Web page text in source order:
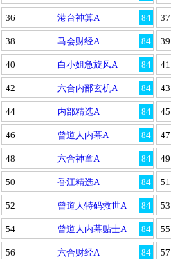
84
36 港台神算A 37
84
38 马会财经A 39
84
40 白小姐急旋风A 41
84
42 六合内部玄机A 43
84
44 内部精选A 45
84
46 曾道人内幕A 47
84
48 六合神童A 49
84
50 香江精选A 51
84
52 曾道人特码救世A 53
84
54 曾道人内幕贴士A 55
84
56 六合财经A 57